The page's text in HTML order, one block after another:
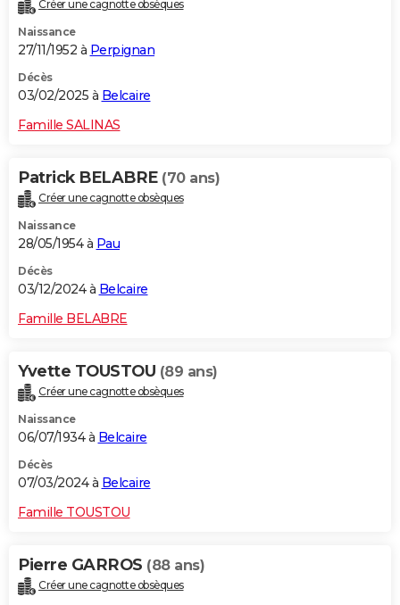
Créer une cagnotte obsèques
Naissance
27/11/1952 à Perpignan
Décès
03/02/2025 à Belcaire
Famille SALINAS
Patrick BELABRE (70 ans)
Créer une cagnotte obsèques
Naissance
28/05/1954 à Pau
Décès
03/12/2024 à Belcaire
Famille BELABRE
Yvette TOUSTOU (89 ans)
Créer une cagnotte obsèques
Naissance
06/07/1934 à Belcaire
Décès
07/03/2024 à Belcaire
Famille TOUSTOU
Pierre GARROS (88 ans)
Créer une cagnotte obsèques